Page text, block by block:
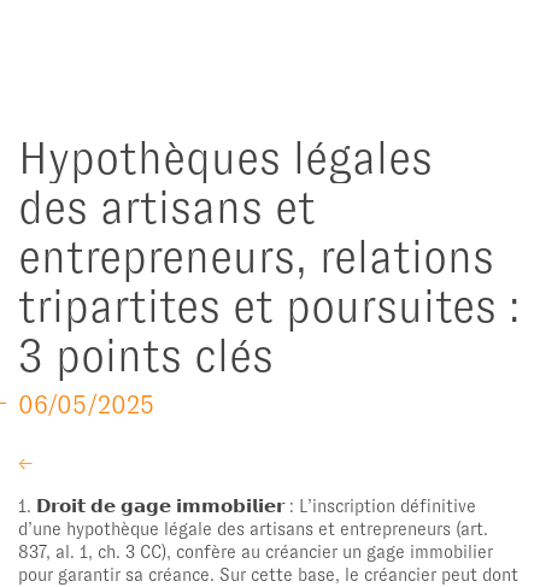
Hypothèques légales
des artisans et
entrepreneurs, relations
tripartites et poursuites :
3 points clés
06/05/2025
←
1. 𝗗𝗿𝗼𝗶𝘁 𝗱𝗲 𝗴𝗮𝗴𝗲 𝗶𝗺𝗺𝗼𝗯𝗶𝗹𝗶𝗲𝗿 : L’inscription définitive
d’une hypothèque légale des artisans et entrepreneurs (art.
837, al. 1, ch. 3 CC), confère au créancier un gage immobilier
pour garantir sa créance. Sur cette base, le créancier peut dont